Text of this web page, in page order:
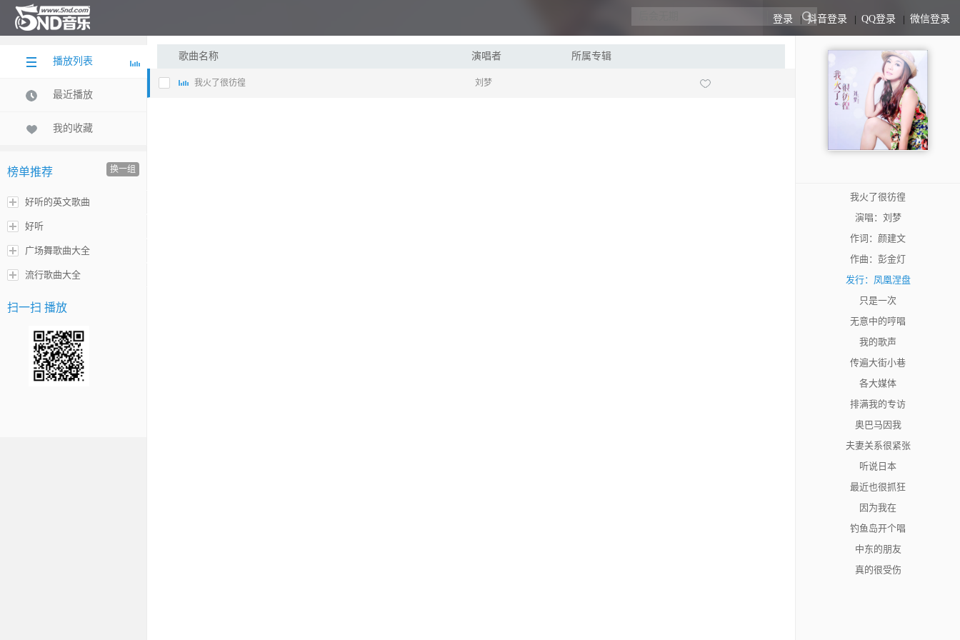
登录 | 抖音登录 | QQ登录 | 微信登录
播放列表
最近播放
我的收藏
榜单推荐 换一组
好听的英文歌曲
好听
广场舞歌曲大全
流行歌曲大全
扫一扫 播放
歌曲名称 演唱者 所属专辑
我火了很彷徨 刘梦
我火了很彷徨
演唱：刘梦
作词：颜建文
作曲：彭金灯
发行：凤凰涅盘
只是一次
无意中的哼唱
我的歌声
传遍大街小巷
各大媒体
排满我的专访
奥巴马因我
夫妻关系很紧张
听说日本
最近也很抓狂
因为我在
钓鱼岛开个唱
中东的朋友
真的很受伤